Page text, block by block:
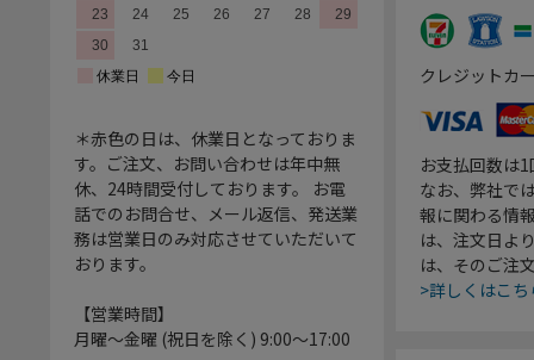
＊赤色の日は、休業日となっておりま
す。ご注文、お問い合わせは年中無
休、24時間受付しております。 お電
話でのお問合せ、メール返信、発送業
務は営業日のみ対応させていただいて
おります。
【営業時間】
月曜～金曜 (祝日を除く) 9:00～17:00
クレジットカ
お支払回数は
なお、弊社で
報に関わる情
は、注文日よ
は、そのご注
>詳しくはこち